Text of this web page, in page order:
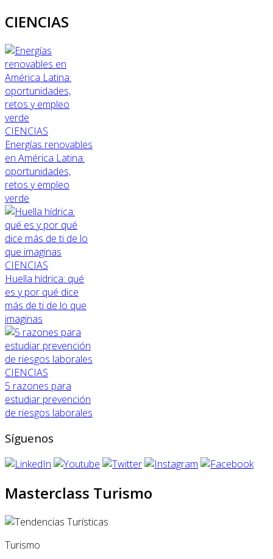
CIENCIAS
CIENCIAS
Energías renovables
en América Latina:
oportunidades,
retos y empleo
verde
CIENCIAS
Huella hídrica: qué
es y por qué dice
más de ti de lo que
imaginas
CIENCIAS
5 razones para
estudiar prevención
de riesgos laborales
Síguenos
Masterclass Turismo
Turismo